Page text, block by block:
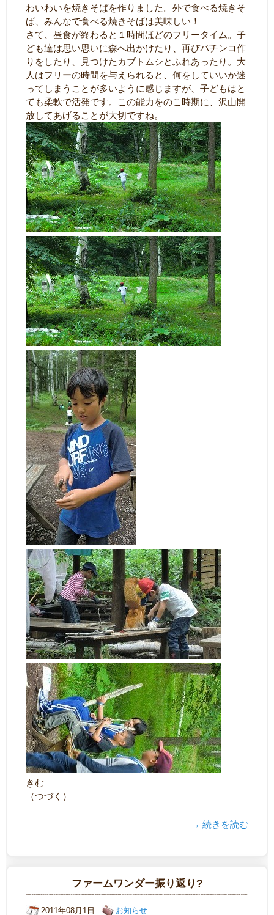
わいわいを焼きそばを作りました。外で食べる焼きそ
ば、みんなで食べる焼きそばは美味しい！
さて、昼食が終わると１時間ほどのフリータイム。子
ども達は思い思いに森へ出かけたり、再びパチンコ作
りをしたり、見つけたカブトムシとふれあったり。大
人はフリーの時間を与えられると、何をしていいか迷
ってしまうことが多いように感じますが、子どもはと
ても柔軟で活発です。この能力をのこ時期に、沢山開
放してあげることが大切ですね。
きむ
（つづく）
→ 続きを読む
ファームワンダー振り返り?
2011年08月1日 お知らせ